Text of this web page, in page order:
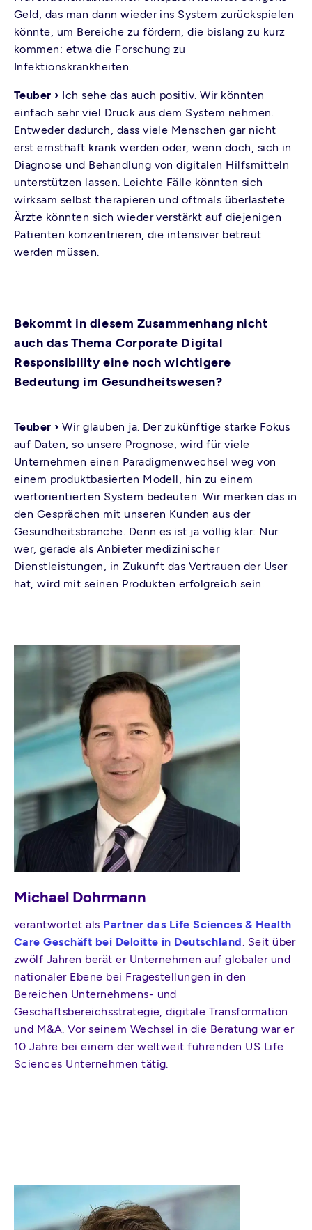
Geld, das man dann wieder ins System zurückspielen
könnte, um Bereiche zu fördern, die bislang zu kurz
kommen: etwa die Forschung zu
Infektionskrankheiten.
Teuber › Ich sehe das auch positiv. Wir könnten
einfach sehr viel Druck aus dem System nehmen.
Entweder dadurch, dass viele Menschen gar nicht
erst ernsthaft krank werden oder, wenn doch, sich in
Diagnose und Behandlung von digitalen Hilfsmitteln
unterstützen lassen. Leichte Fälle könnten sich
wirksam selbst therapieren und oftmals überlastete
Ärzte könnten sich wieder verstärkt auf diejenigen
Patienten konzentrieren, die intensiver betreut
werden müssen.
Bekommt in diesem Zusammenhang nicht
auch das Thema Corporate Digital
Responsibility eine noch wichtigere
Bedeutung im Gesundheitswesen?
Teuber › Wir glauben ja. Der zukünftige starke Fokus
auf Daten, so unsere Prognose, wird für viele
Unternehmen einen Paradigmenwechsel weg von
einem produktbasierten Modell, hin zu einem
wertorientierten System bedeuten. Wir merken das in
den Gesprächen mit unseren Kunden aus der
Gesundheitsbranche. Denn es ist ja völlig klar: Nur
wer, gerade als Anbieter medizinischer
Dienstleistungen, in Zukunft das Vertrauen der User
hat, wird mit seinen Produkten erfolgreich sein.
Michael Dohrmann
verantwortet als Partner das Life Sciences & Health
Care Geschäft bei Deloitte in Deutschland. Seit über
zwölf Jahren berät er Unternehmen auf globaler und
nationaler Ebene bei Fragestellungen in den
Bereichen Unternehmens- und
Geschäftsbereichsstrategie, digitale Transformation
und M&A. Vor seinem Wechsel in die Beratung war er
10 Jahre bei einem der weltweit führenden US Life
Sciences Unternehmen tätig.